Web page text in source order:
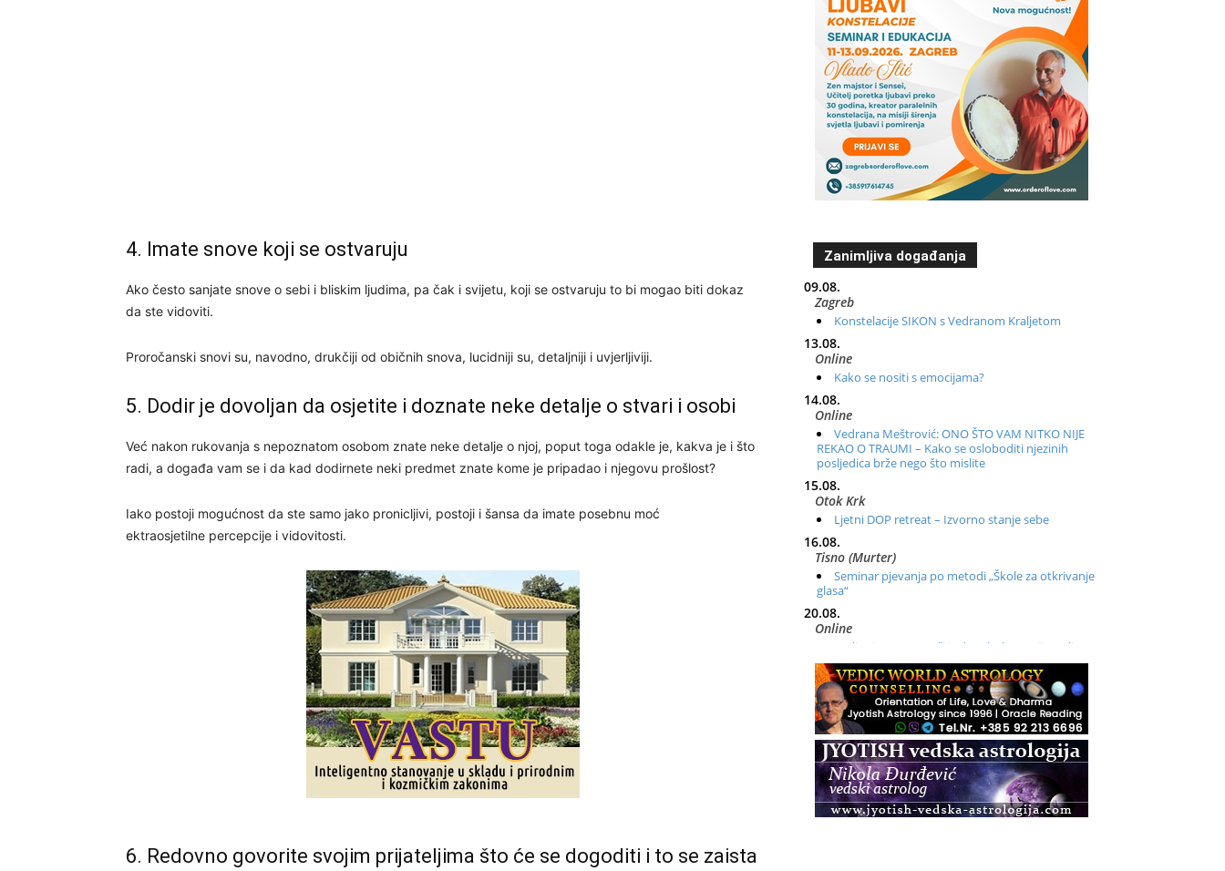
4. Imate snove koji se ostvaruju
Ako često sanjate snove o sebi i bliskim ljudima, pa čak i svijetu, koji se ostvaruju to bi mogao biti dokaz
da ste vidoviti.
Proročanski snovi su, navodno, drukčiji od običnih snova, lucidniji su, detaljniji i uvjerljiviji.
5. Dodir je dovoljan da osjetite i doznate neke detalje o stvari i osobi
Već nakon rukovanja s nepoznatom osobom znate neke detalje o njoj, poput toga odakle je, kakva je i što
radi, a događa vam se i da kad dodirnete neki predmet znate kome je pripadao i njegovu prošlost?
Iako postoji mogućnost da ste samo jako pronicljivi, postoji i šansa da imate posebnu moć
ektraosjetilne percepcije i vidovitosti.
6. Redovno govorite svojim prijateljima što će se dogoditi i to se zaista
Zanimljiva događanja
09.08.
Zagreb
Konstelacije SIKON s Vedranom Kraljetom
13.08.
Online
Kako se nositi s emocijama?
14.08.
Online
Vedrana Meštrović: ONO ŠTO VAM NITKO NIJE
REKAO O TRAUMI – Kako se osloboditi njezinih
posljedica brže nego što mislite
15.08.
Otok Krk
Ljetni DOP retreat – Izvorno stanje sebe
16.08.
Tisno (Murter)
Seminar pjevanja po metodi „Škole za otkrivanje
glasa“
20.08.
Online
Radionica: Pomagači iz drugih dimenzija Online –
otvoreno za sve
21.08.
Zagreb+Online
Osnovni ThetaHealing® tečaj, Zagreb i Online
22.08.
Zagreb
Osnovna radionica za izscjeljivanje pranom (Basic
Pranic Healing course)
Pula